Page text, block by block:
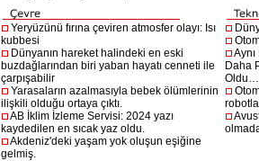
Yeryüzünü fırına çeviren atmosfer olayı: Isı
kubbesi
Dünyanın hareket halindeki en eski
buzdağlarından biri yaban hayatı cenneti ile
çarpışabilir
Yarasaların azalmasıyla bebek ölümlerinin
ilişkili olduğu ortaya çıktı.
AB İklim İzleme Servisi: 2024 yazı
kaydedilen en sıcak yaz oldu.
Akdeniz'deki yaşam yok oluşun eşiğine
gelmiş.
Daha
Oldu…